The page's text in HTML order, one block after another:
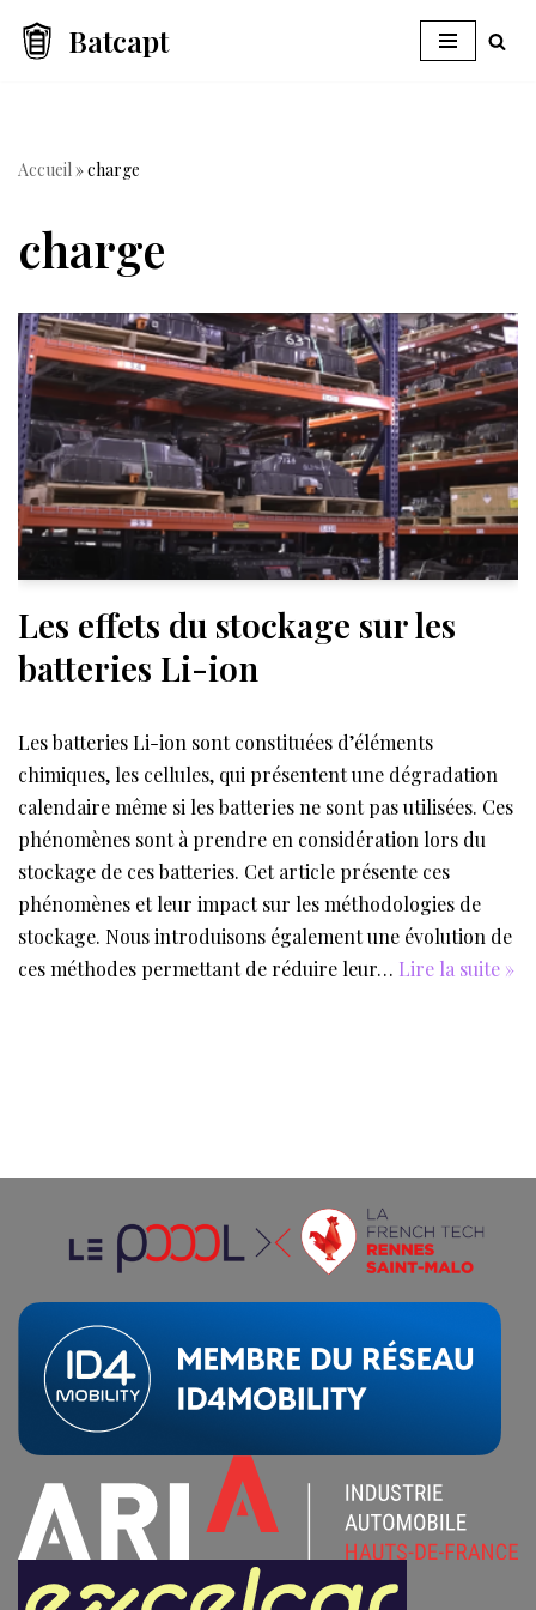
Aller
Batcapt
Accueil»charge
charge
Les effets du stockage sur les
batteries Li-ion
Les batteries Li-ion sont constituées d’éléments
chimiques, les cellules, qui présentent une dégradation
calendaire même si les batteries ne sont pas utilisées. Ces
phénomènes sont à prendre en considération lors du
stockage de ces batteries. Cet article présente ces
phénomènes et leur impact sur les méthodologies de
stockage. Nous introduisons également une évolution de
ces méthodes permettant de réduire leur… Lire la suite »